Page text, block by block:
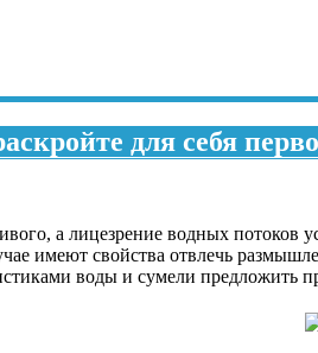
для себя
а лицезрение водных
имеют свойства отвлечь
воды и сумели предложить